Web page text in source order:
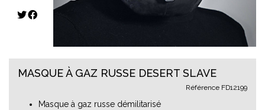
MASQUE À GAZ RUSSE DESERT SLAVE
Référence FD12199
Masque à gaz russe démilitarisé